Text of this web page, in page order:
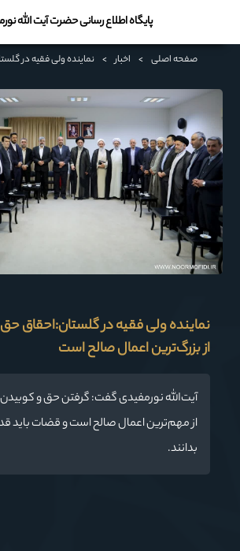
پایگاه اطلاع رسانی حضرت آیت الله
صفحه اصلی > اخبار >
نماینده ولی فقیه در گلستان:احقاق
از بزرگ‌ترین اعمال صالح است
آیت‌الله نورمفیدی گفت: گرفتن حق و کوبیدن
از مهم‌ترین اعمال صالح است و قضات باید
بدانند.